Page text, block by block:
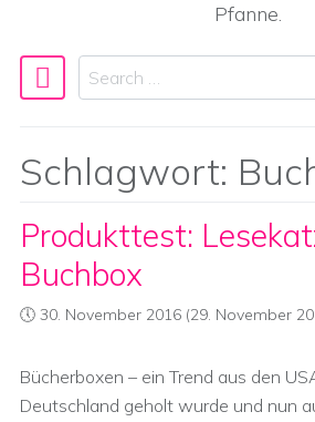
Pfanne.
Main Navigation
Search
Schlagwort:
Produkttest:
Buchbox
30. November 2016 (29. November
Bücherboxen – ein Trend aus den
Deutschland geholt wurde und nun